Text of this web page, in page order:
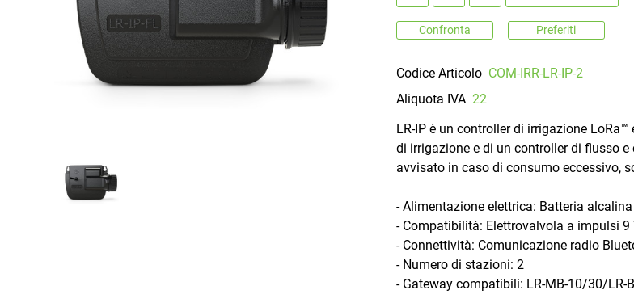
Confronta Preferiti
Codice Articolo COM-IRR-LR-IP-2
Aliquota IVA 22
LR-IP è un controller di irrigazione
di irrigazione e di un controller di flusso
avvisato in caso di consumo eccessivo,
- Alimentazione elettrica: Batteria
- Compatibilità: Elettrovalvola a impulsi 9
- Connettività: Comunicazione radio
- Numero di stazioni: 2
- Gateway compatibili: LR-MB-10/30/LR-